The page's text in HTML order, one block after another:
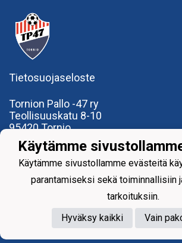
Tietosuojaseloste
Tornion Pallo -47 ry
Teollisuuskatu 8-10
95420 Tornio
+358 40591 9275
office@tp47.com
Powered by
Käytämme
Käytämme sivustollamme evästeitä
parantamiseksi sekä toiminnallisiin
tarkoituksiin.
Hyväksy kaikki
Vain